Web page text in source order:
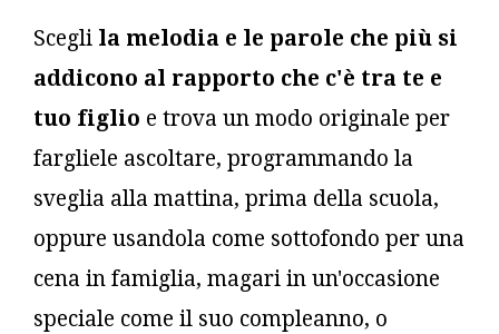
Scegli la melodia e le parole che più si
addicono al rapporto che c'è tra te e
tuo figlio e trova un modo originale per
fargliele ascoltare, programmando la
sveglia alla mattina, prima della scuola,
oppure usandola come sottofondo per una
cena in famiglia, magari in un'occasione
speciale come il suo compleanno, o